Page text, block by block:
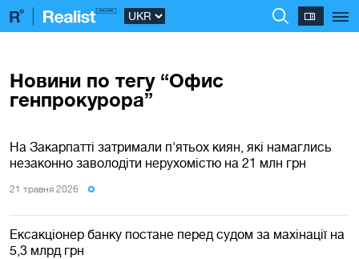
Новини по тегу “Офис
генпрокурора”
На Закарпатті затримали п'ятьох киян, які намаглись
незаконно заволодіти нерухомістю на 21 млн грн
21 травня 2026
Ексакціонер банку постане перед судом за махінації на
5,3 млрд грн